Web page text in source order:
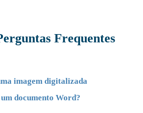
Frequentes
imagem digitalizada
documento Word?